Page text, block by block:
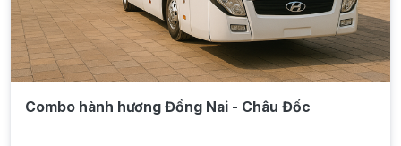
Combo hành hương Đồng Nai - Châu Đốc